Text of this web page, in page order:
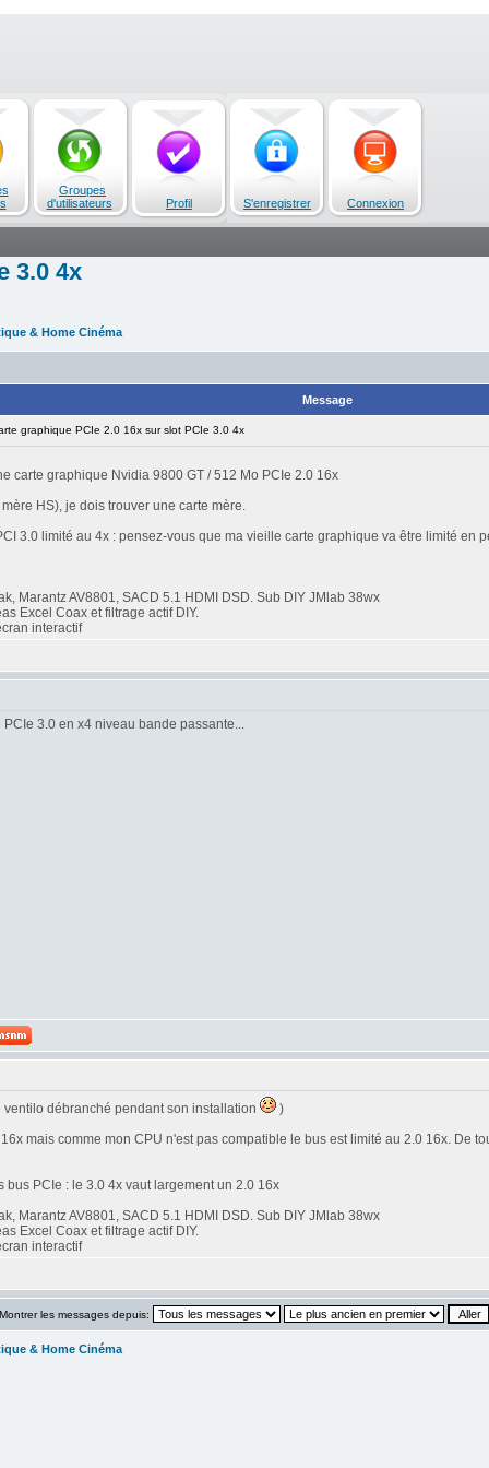
Groupes
d'utilisateurs
Profil S'enregistrer Connexion
3.0 4x
& Home Cinéma
Message
graphique PCIe 2.0 16x sur slot PCIe 3.0 4x
carte graphique Nvidia 9800 GT / 512 Mo PCIe 2.0 16x
HS), je dois trouver une carte mère.
3.0 limité au 4x : pensez-vous que ma vieille carte graphique va être limité en
Marantz AV8801, SACD 5.1 HDMI DSD. Sub DIY JMlab 38wx
Excel Coax et filtrage actif DIY.
interactif
3.0 en x4 niveau bande passante...
débranché pendant son installation
)
mais comme mon CPU n'est pas compatible le bus est limité au 2.0 16x. De
PCIe : le 3.0 4x vaut largement un 2.0 16x
Marantz AV8801, SACD 5.1 HDMI DSD. Sub DIY JMlab 38wx
Excel Coax et filtrage actif DIY.
interactif
Montrer les messages depuis:
& Home Cinéma